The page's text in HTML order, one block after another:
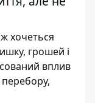
хочеться
грошей і
вплив